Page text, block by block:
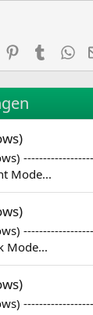
Reddit PinterestTumblr
Mode...
Mode...